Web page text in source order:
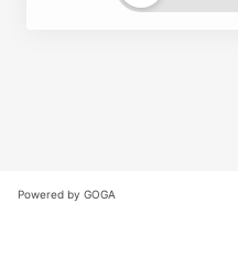
Powered by GOGA